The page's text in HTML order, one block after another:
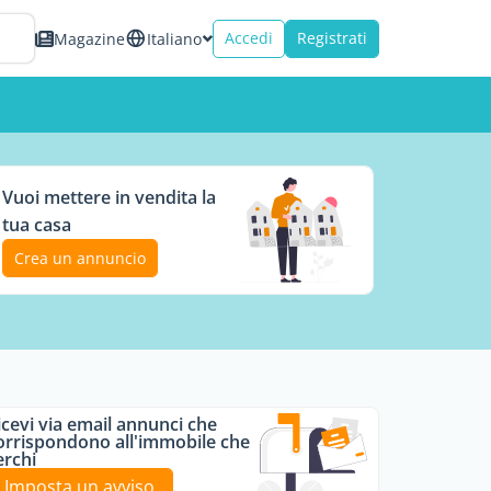
Magazine Italiano Accedi Registrati
Vuoi mettere in vendita la
tua casa
Crea un annuncio
via email annunci che
all'immobile che